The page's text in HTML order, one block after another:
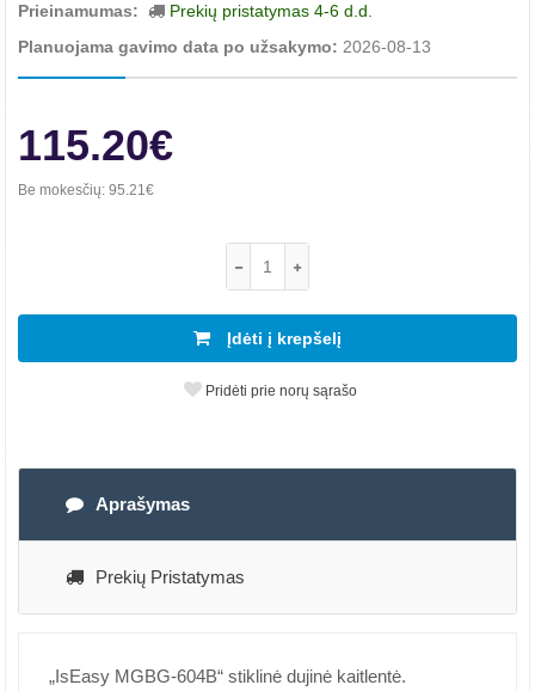
Prieinamumas:
Prekių pristatymas 4-6 d.d.
Planuojama gavimo data po užsakymo: 2026-08-13
115.20€
Be mokesčių: 95.21€
Įdėti į krepšelį
Pridėti prie norų sąrašo
Aprašymas
Prekių Pristatymas
„IsEasy MGBG-604B“ stiklinė dujinė kaitlentė.